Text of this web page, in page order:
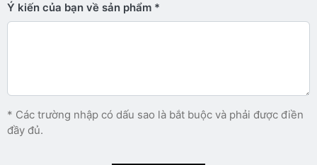
Ý kiến ​​của bạn về sản phẩm
* Các trường nhập có dấu sao là bắt buộc và phải được điền
đầy đủ.